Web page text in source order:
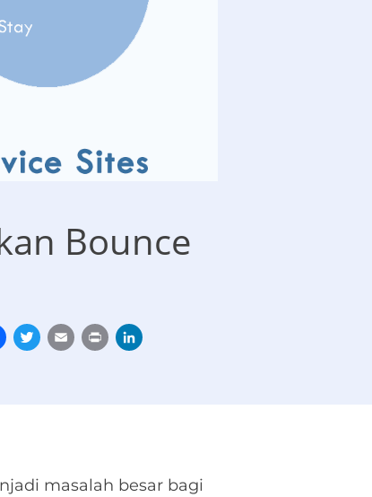
Bounce
Facebook
TwitterEmail Print
masalah besar bagi